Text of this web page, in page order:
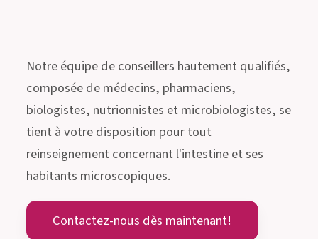
Notre équipe de conseillers hautement qualifiés,
composée de médecins, pharmaciens,
biologistes, nutrionnistes et microbiologistes, se
tient à votre disposition pour tout
reinseignement concernant l'intestine et ses
habitants microscopiques.
Contactez-nous dès maintenant!